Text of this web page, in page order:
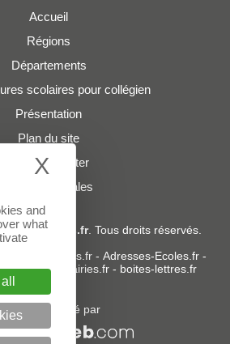
Accueil
Régions
Départements
scolaires pour collégien
Présentation
Plan du site
Nous contacter
Mentions légales
Colleges.fr. Tous droits réservés.
- Adresses-Ecoles.fr-
Adresses-Mairies.fr- boites-lettres.fr
Un service édité par
and
what
X Hide cookie